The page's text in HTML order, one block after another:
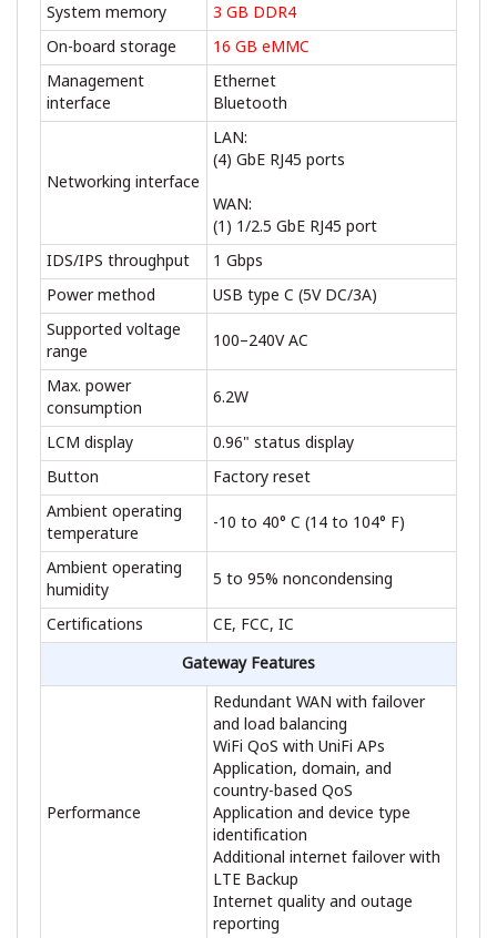
System memory
3 GB DDR4
On-board storage
16 GB eMMC
Management
interface
Ethernet
Bluetooth
Networking interface
LAN:
(4) GbE RJ45 ports
WAN:
(1) 1/2.5 GbE RJ45 port
IDS/IPS throughput
1 Gbps
Power method
USB type C (5V DC/3A)
Supported voltage
range
100–240V AC
Max. power
consumption
6.2W
LCM display
0.96" status display
Button
Factory reset
Ambient operating
temperature
-10 to 40° C (14 to 104° F)
Ambient operating
humidity
5 to 95% noncondensing
Certifications
CE, FCC, IC
Gateway Features
Performance
Redundant WAN with failover
and load balancing
WiFi QoS with UniFi APs
Application, domain, and
country-based QoS
Application and device type
identification
Additional internet failover with
LTE Backup
Internet quality and outage
reporting